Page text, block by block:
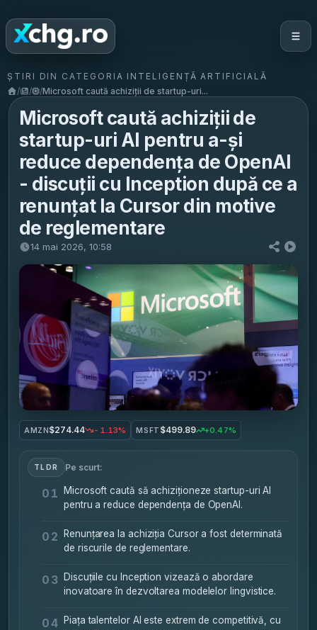
ȘTIRI DIN CATEGORIA INTELIGENȚĂ ARTIFICIALĂ
/
/ /Microsoft caută achiziții de startup-uri...
Microsoft caută achiziții de
startup-uri AI pentru a-și
reduce dependența de OpenAI
- discuții cu Inception după ce a
renunțat la Cursor din motive
de reglementare
14 mai 2026, 10:58
AMZN$274.44 -1.13% MSFT $499.89 +0.47%
TLDR Pe scurt:
01
Microsoft caută să achiziționeze startup-uri AI
pentru a reduce dependența de OpenAI.
02
Renunțarea la achiziția Cursor a fost determinată
de riscurile de reglementare.
03
Discuțiile cu Inception vizează o abordare
inovatoare în dezvoltarea modelelor lingvistice.
04
Piața talentelor AI este extrem de competitivă, cu